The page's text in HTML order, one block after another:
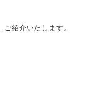
紹介いたします。